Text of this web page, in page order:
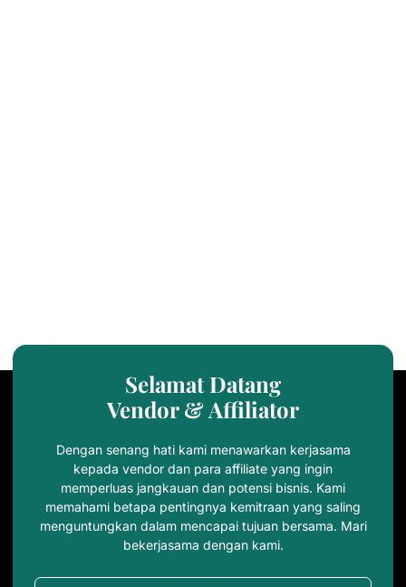
Selamat Datang
Vendor & Affiliator
Dengan senang hati kami menawarkan kerjasama
kepada vendor dan para affiliate yang ingin
memperluas jangkauan dan potensi bisnis. Kami
memahami betapa pentingnya kemitraan yang saling
menguntungkan dalam mencapai tujuan bersama. Mari
bekerjasama dengan kami.